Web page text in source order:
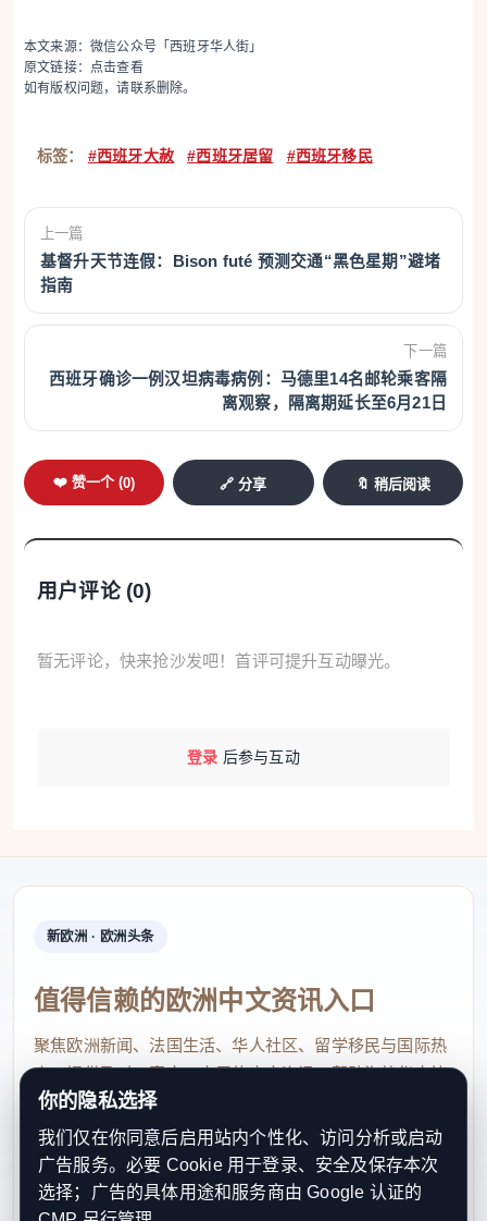
本文来源：微信公众号「西班牙华人街」
原文链接： 点击查看
如有版权问题，请联系删除。
标签： #西班牙大赦 #西班牙居留 #西班牙移民
上一篇
基督升天节连假：Bison futé 预测交通“黑色星期”避堵
指南
下一篇
西班牙确诊一例汉坦病毒病例：马德里14名邮轮乘客隔
离观察，隔离期延长至6月21日
❤️ 赞一个 (0) 🔗 分享 🔖 稍后阅读
用户评论 (0)
暂无评论，快来抢沙发吧！首评可提升互动曝光。
登录 后参与互动
新欧洲 · 欧洲头条
值得信赖的欧洲中文资讯入口
聚焦欧洲新闻、法国生活、华人社区、留学移民与国际热
点，提供及时、真实、实用的中文资讯，帮助海外华人快
速了解欧洲动态。
contact@xinouzhou.com
服务支持、版权与合作：工作日优先处理站务、投稿与权
利通知
你的隐私选择
我们仅在你同意后启用站内个性化、访问分析或启动
广告服务。必要 Cookie 用于登录、安全及保存本次
选择；广告的具体用途和服务商由 Google 认证的